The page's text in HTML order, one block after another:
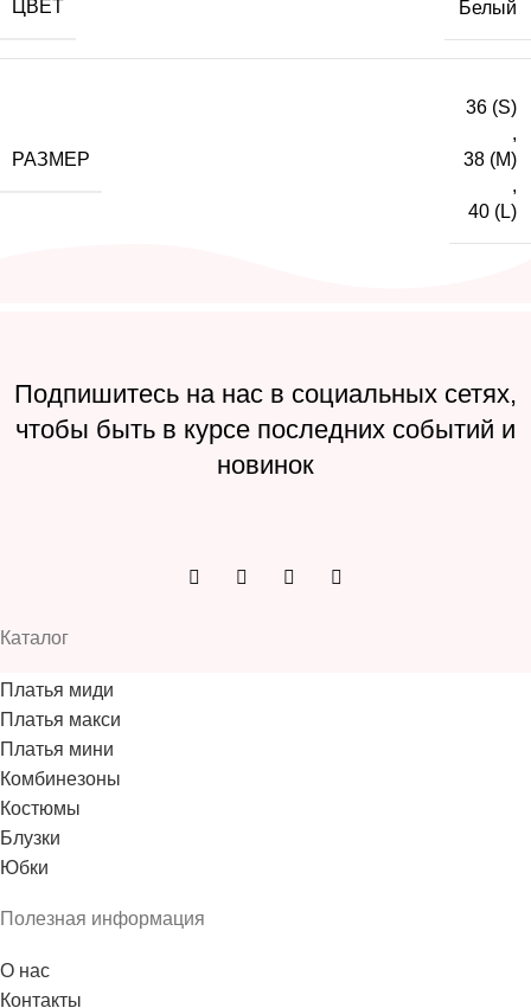
ЦВЕТ Белый
РАЗМЕР
36 (S)
,
38 (M)
,
40 (L)
Подпишитесь на нас в социальных сетях,
чтобы быть в курсе последних событий и
новинок
Каталог
Платья миди
Платья макси
Платья мини
Комбинезоны
Костюмы
Блузки
Юбки
Полезная информация
О нас
Контакты